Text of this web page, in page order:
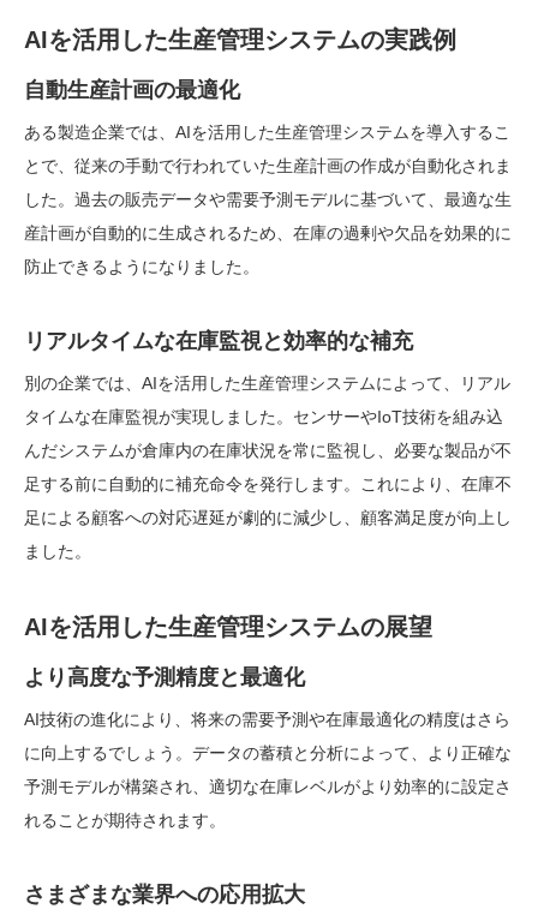
AIを活用した生産管理システムの実践例
自動生産計画の最適化
ある製造企業では、AIを活用した生産管理システムを導入するこ
とで、従来の手動で行われていた生産計画の作成が自動化されま
した。過去の販売データや需要予測モデルに基づいて、最適な生
産計画が自動的に生成されるため、在庫の過剰や欠品を効果的に
防止できるようになりました。
リアルタイムな在庫監視と効率的な補充
別の企業では、AIを活用した生産管理システムによって、リアル
タイムな在庫監視が実現しました。センサーやIoT技術を組み込
んだシステムが倉庫内の在庫状況を常に監視し、必要な製品が不
足する前に自動的に補充命令を発行します。これにより、在庫不
足による顧客への対応遅延が劇的に減少し、顧客満足度が向上し
ました。
AIを活用した生産管理システムの展望
より高度な予測精度と最適化
AI技術の進化により、将来の需要予測や在庫最適化の精度はさら
に向上するでしょう。データの蓄積と分析によって、より正確な
予測モデルが構築され、適切な在庫レベルがより効率的に設定さ
れることが期待されます。
さまざまな業界への応用拡大